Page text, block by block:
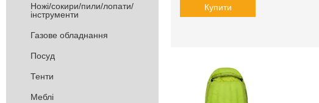
Купити
Ножі/сокири/пили/лопати/
інструменти
Газове обладнання
Посуд
Тенти
Меблі